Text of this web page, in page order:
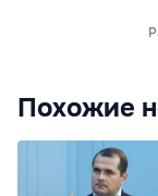
Похожие